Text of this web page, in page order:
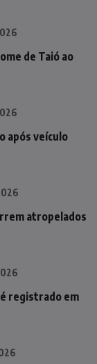
de Taió ao
após veículo
atropelados
registrado em